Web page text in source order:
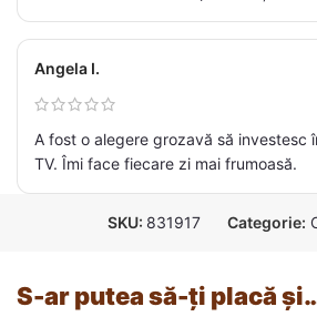
Angela I.
A fost o alegere grozavă să investesc
TV. Îmi face fiecare zi mai frumoasă.
SKU: 831917 Categorie:
S-ar putea să-ți placă